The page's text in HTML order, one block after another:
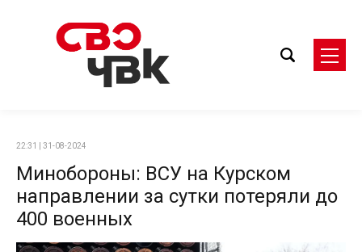
22:31 | 31-08-2024
Минобороны: ВСУ на Курском
направлении за сутки потеряли до
400 военных